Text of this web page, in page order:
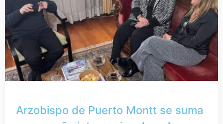
Arzobispo de Puerto Montt se suma